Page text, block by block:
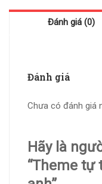
Đánh giá (0)
Đánh giá
Chưa có đánh giá
Hãy là
“Theme tự